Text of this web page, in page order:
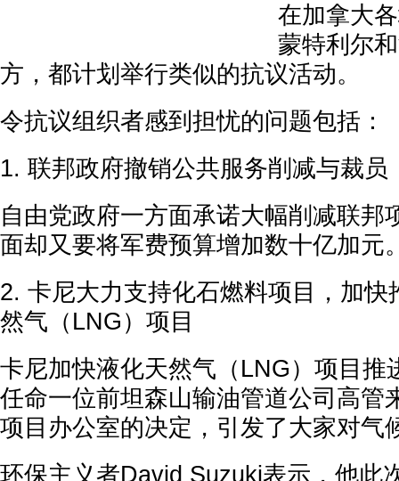
在加拿大
蒙特利尔
方，都计划举行类似的抗议活动。
令抗议组织者感到担忧的问题包括：
1. 联邦政府撤销公共服务削减与裁员
自由党政府一方面承诺大幅削减联邦
面却又要将军费预算增加数十亿加元
2. 卡尼大力支持化石燃料项目，加快
然气（LNG）项目
卡尼加快液化天然气（LNG）项目推
任命一位前坦森山输油管道公司高管
项目办公室的决定，引发了大家对气
环保主义者David Suzuki表示，他此